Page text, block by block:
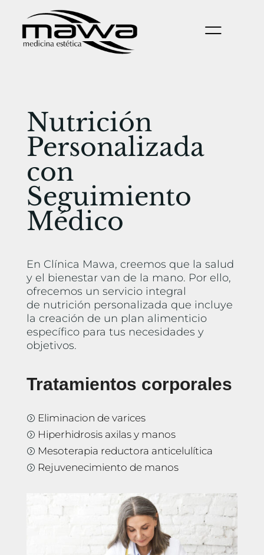
Nutrición
Personalizada
con
Seguimiento
Médico
En Clínica Mawa, creemos que la salud
y el bienestar van de la mano. Por ello,
ofrecemos un servicio integral
de nutrición personalizada que incluye
la creación de un plan alimenticio
específico para tus necesidades y
objetivos.
Tratamientos corporales
= Eliminacion de varices
= Hiperhidrosis axilas y manos
= Mesoterapia reductora anticelulítica
= Rejuvenecimiento de manos